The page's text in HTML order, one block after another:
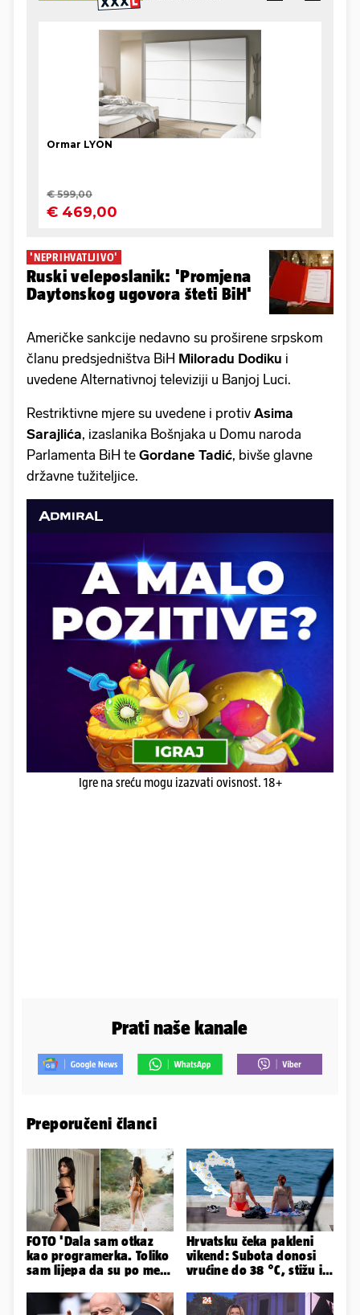
'NEPRIHVATLJIVO'
Ruski veleposlanik: 'Promjena
Daytonskog ugovora šteti BiH'
Američke sankcije nedavno su proširene srpskom
članu predsjedništva BiH Miloradu Dodiku i
uvedene Alternativnoj televiziji u Banjoj Luci.
Restriktivne mjere su uvedene i protiv Asima
Sarajlića, izaslanika Bošnjaka u Domu naroda
Parlamenta BiH te Gordane Tadić, bivše glavne
državne tužiteljice.
Igre na sreću mogu izazvati ovisnost. 18+
Prati naše kanale
Preporučeni članci
FOTO 'Dala sam otkaz
kao programerka. Toliko
sam lijepa da su po meni
Hrvatsku čeka pakleni
vikend: Subota donosi
vrućine do 38 °C, stižu i